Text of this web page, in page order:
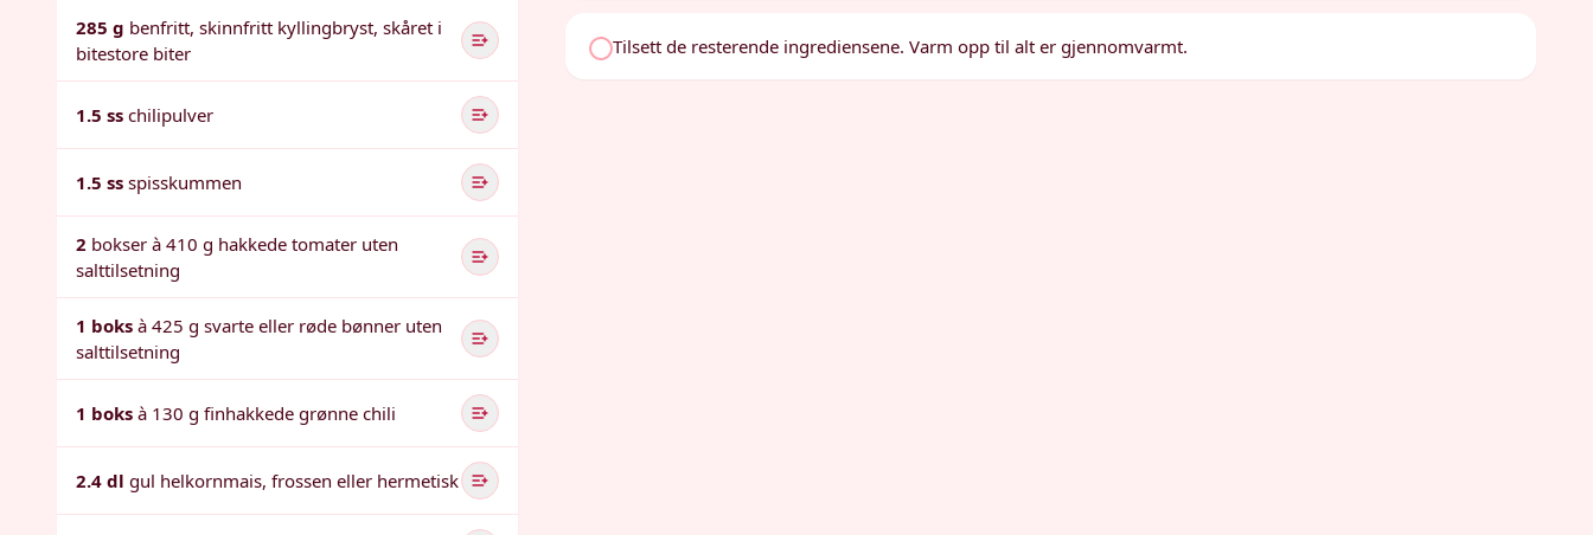
285 g benfritt, skinnfritt kyllingbryst, skåret i
bitestore biter
1.5 ss chilipulver
1.5 ss spisskummen
2 bokser à 410 g hakkede tomater uten
salttilsetning
1 boks à 425 g svarte eller røde bønner uten
salttilsetning
1 boks à 130 g finhakkede grønne chili
2.4 dl gul helkornmais, frossen eller hermetisk
Tilsett de resterende ingrediensene. Varm opp til alt er gjennomvarmt.